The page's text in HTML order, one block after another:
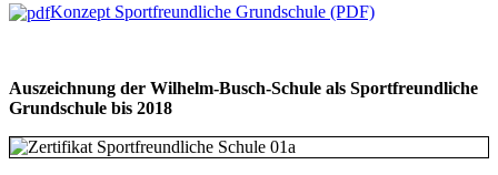
Konzept Sportfreundliche Grundschule (PDF)
Auszeichnung der Wilhelm-Busch-Schule als Sportfreundliche
Grundschule bis 2018